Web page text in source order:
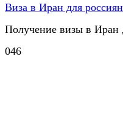
Виза в Иран для
Получение визы в Иран
046